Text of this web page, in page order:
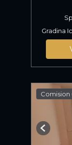
Gradina
Comision
Previous